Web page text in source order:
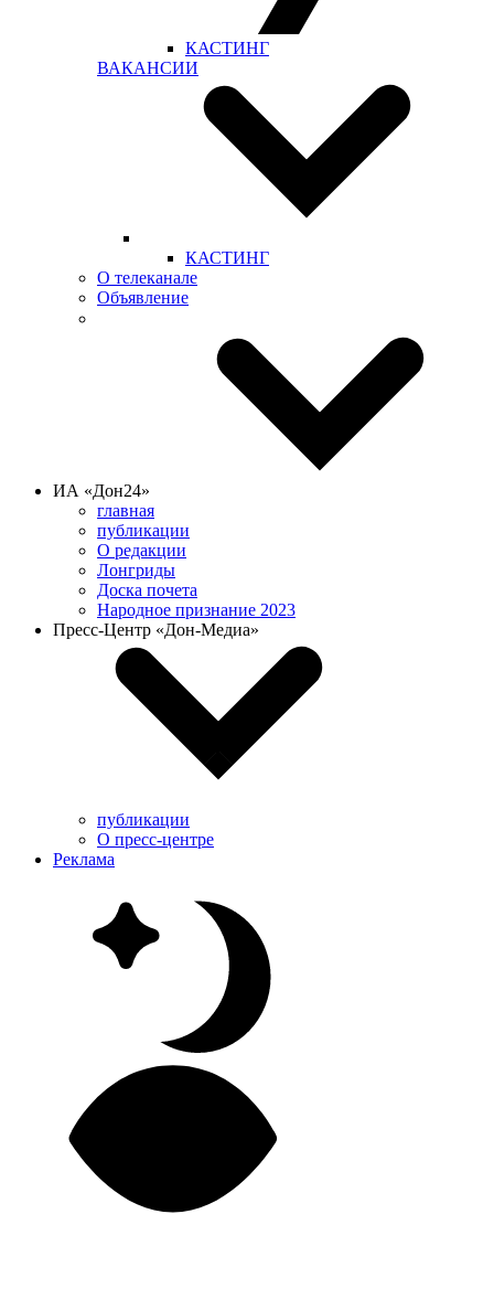
КАСТИНГ
ВАКАНСИИ
КАСТИНГ
О телеканале
Объявление
ИА «Дон24»
главная
публикации
О редакции
Лонгриды
Доска почета
Народное признание 2023
Пресс-Центр «Дон-Медиа»
публикации
О пресс-центре
Реклама